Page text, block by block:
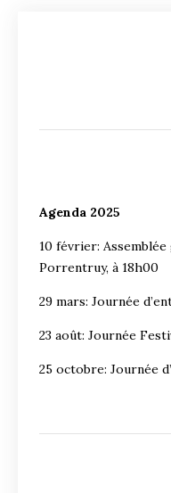
Agenda 2025
10 février:
Porrentruy, à 18h00
29 mars: Journée
23 août: Journée
25 octobre: Journée